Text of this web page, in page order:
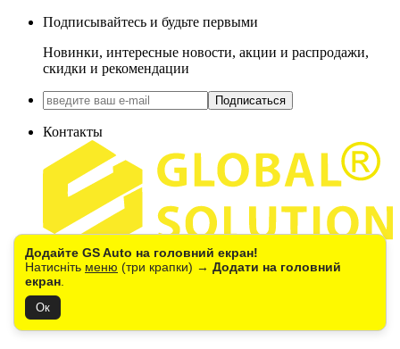
Додайте GS Auto на головний екран!
Натисніть меню (три крапки) → Додати на головний
екран
Ок
Подписывайтесь и будьте первыми
Новинки, интересные новости, акции и распродажи,
скидки и рекомендации
Подписаться
Контакты
+38(067) 390-48-85 0(800) 21-20-42
г.Киев, ул. Окружная 1В
(Стоянка ТЦ "METRO")